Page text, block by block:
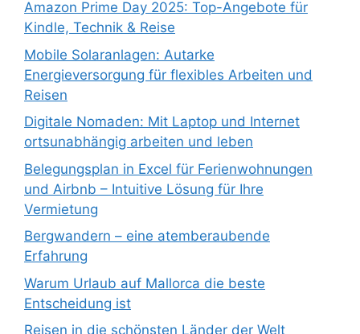
Amazon Prime Day 2025: Top-Angebote für
Kindle, Technik & Reise
Mobile Solaranlagen: Autarke
Energieversorgung für flexibles Arbeiten und
Reisen
Digitale Nomaden: Mit Laptop und Internet
ortsunabhängig arbeiten und leben
Belegungsplan in Excel für Ferienwohnungen
und Airbnb – Intuitive Lösung für Ihre
Vermietung
Bergwandern – eine atemberaubende
Erfahrung
Warum Urlaub auf Mallorca die beste
Entscheidung ist
Reisen in die schönsten Länder der Welt